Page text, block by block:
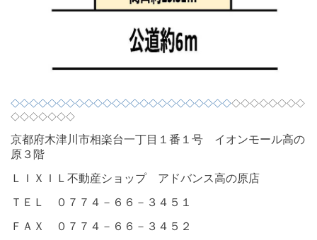
◇◇◇◇◇◇◇◇◇◇◇◇◇◇◇◇◇◇◇◇◇◇◇◇◇◇◇◇◇◇◇◇
◇◇◇◇◇◇◇
京都府木津川市相楽台一丁目１番１号 イオンモール高の
原３階
ＬＩＸＩＬ不動産ショップ アドバンス高の原店
ＴＥＬ ０７７４－６６－３４５１
ＦＡＸ ０７７４－６６－３４５２